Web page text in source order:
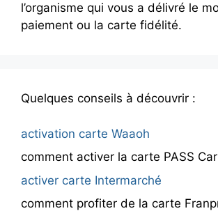
l’organisme qui vous a délivré le
paiement ou la carte fidélité.
Quelques conseils à découvrir :
activation carte Waaoh
comment activer la carte PASS
activer carte Intermarché
comment profiter de la carte